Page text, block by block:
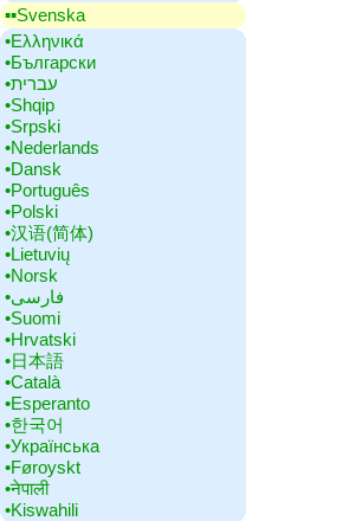
▪▪‎Svenska
•‎Ελληνικά
•‎Български
•‎עברית
•‎Shqip
•‎Srpski
•‎Nederlands
•‎Dansk
•‎Português
•‎Polski
•‎汉语(简体)
•‎Lietuvių
•‎Norsk
•‎فارسی
•‎Suomi
•‎Hrvatski
•‎日本語
•‎Català
•‎Esperanto
•‎한국어
•‎Українська
•‎Føroyskt
•‎नेपाली
•‎Kiswahili